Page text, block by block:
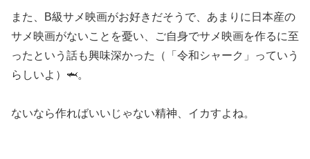
また、B級サメ映画がお好きだそうで、あまりに日本産の
サメ映画がないことを憂い、ご自身でサメ映画を作るに至
ったという話も興味深かった（「令和シャーク」っていう
らしいよ）🦈。
ないなら作ればいいじゃない精神、イカすよね。